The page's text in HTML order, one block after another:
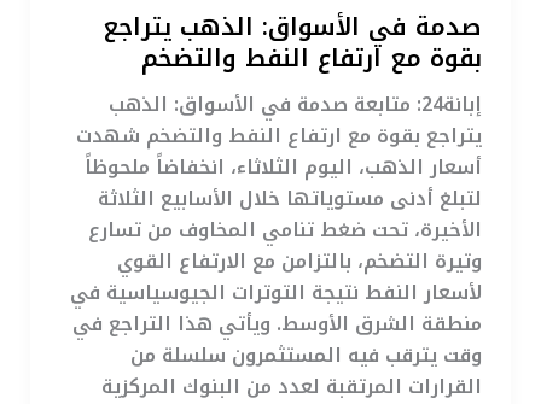
صدمة في الأسواق: الذهب يتراجع
بقوة مع ارتفاع النفط والتضخم
إبانة24: متابعة صدمة في الأسواق: الذهب
يتراجع بقوة مع ارتفاع النفط والتضخم شهدت
أسعار الذهب، اليوم الثلاثاء، انخفاضاً ملحوظاً
لتبلغ أدنى مستوياتها خلال الأسابيع الثلاثة
الأخيرة، تحت ضغط تنامي المخاوف من تسارع
وتيرة التضخم، بالتزامن مع الارتفاع القوي
لأسعار النفط نتيجة التوترات الجيوسياسية في
منطقة الشرق الأوسط. ويأتي هذا التراجع في
وقت يترقب فيه المستثمرون سلسلة من
القرارات المرتقبة لعدد من البنوك المركزية